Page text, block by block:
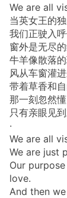
We are all
当英女王的
我们正驶入
窗外是无尽
牛羊像散落
风从车窗灌
带着草香和
那一刻忽然
只有亲眼见
·
We are all
We are just
Our
love.
And then